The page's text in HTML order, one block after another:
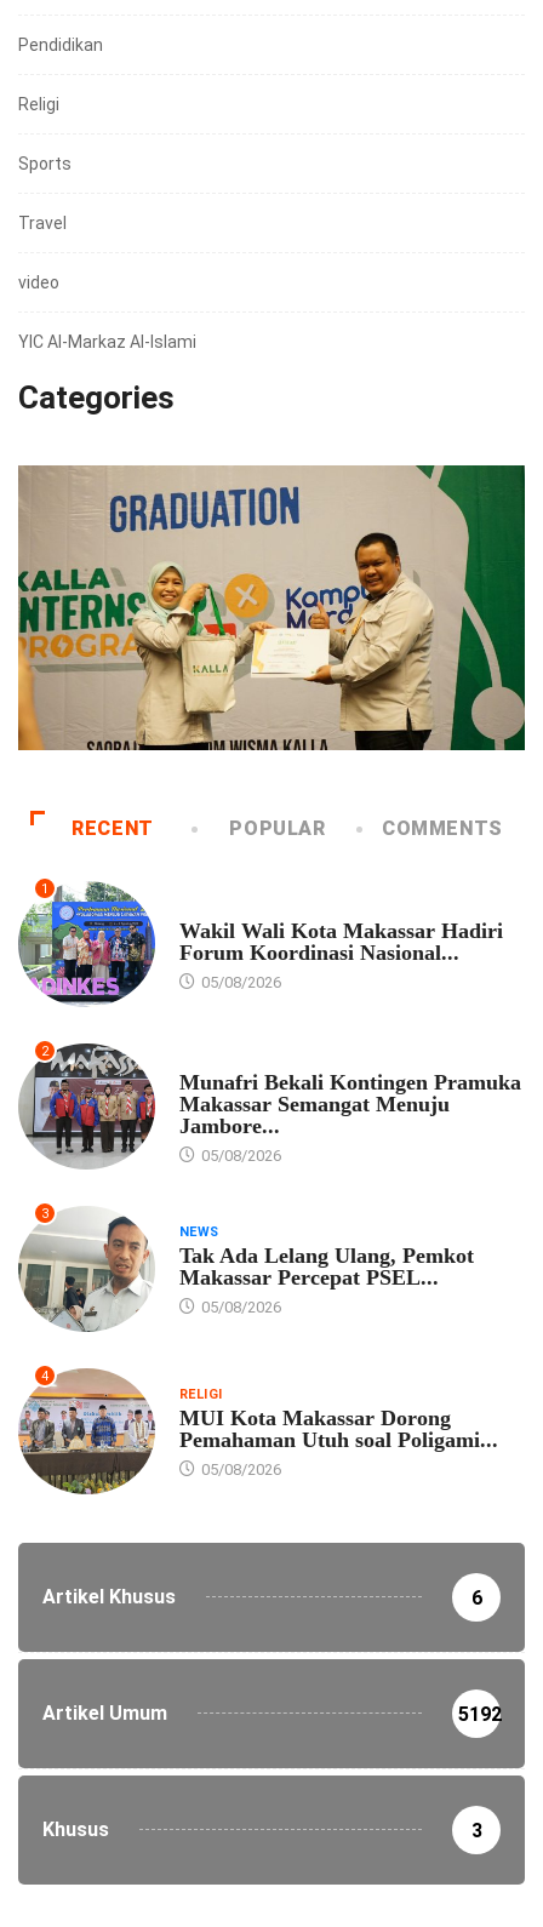
Pendidikan
Religi
Sports
Travel
video
YIC Al-Markaz Al-Islami
Categories
RECENT POPULAR COMMENTS
1
Wakil Wali Kota Makassar Hadiri
Forum Koordinasi Nasional...
05/08/2026
2
Munafri Bekali Kontingen Pramuka
Makassar Semangat Menuju
Jambore...
05/08/2026
3
NEWS
Tak Ada Lelang Ulang, Pemkot
Makassar Percepat PSEL...
05/08/2026
4
RELIGI
MUI Kota Makassar Dorong
Pemahaman Utuh soal Poligami...
05/08/2026
Artikel Khusus 6
Artikel Umum 5192
Khusus 3